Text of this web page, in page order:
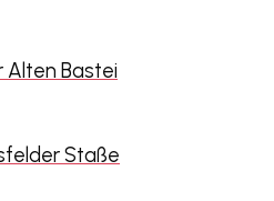
Bastei
Staße